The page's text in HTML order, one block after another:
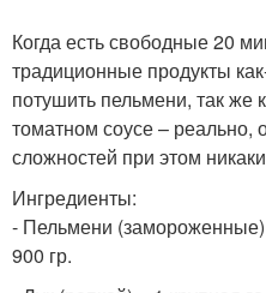
Когда есть свободные 20
традиционные продукты
потушить пельмени, так же
томатном соусе – реально,
сложностей при этом
Ингредиенты:
- Пельмени
900 гр.